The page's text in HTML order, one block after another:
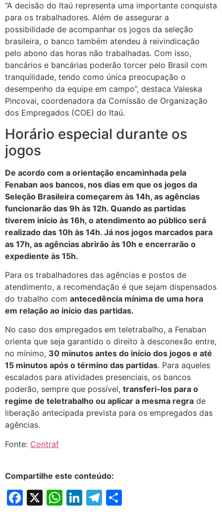
“A decisão do Itaú representa uma importante conquista
para os trabalhadores. Além de assegurar a
possibilidade de acompanhar os jogos da seleção
brasileira, o banco também atendeu à reivindicação
pelo abono das horas não trabalhadas. Com isso,
bancários e bancárias poderão torcer pelo Brasil com
tranquilidade, tendo como única preocupação o
desempenho da equipe em campo”, destaca Valeska
Pincovai, coordenadora da Comissão de Organização
dos Empregados (COE) do Itaú.
Horário especial durante os
jogos
De acordo com a orientação encaminhada pela
Fenaban aos bancos, nos dias em que os jogos da
Seleção Brasileira começarem às 14h, as agências
funcionarão das 9h às 12h. Quando as partidas
tiverem início às 16h, o atendimento ao público será
realizado das 10h às 14h. Já nos jogos marcados para
as 17h, as agências abrirão às 10h e encerrarão o
expediente às 15h.
Para os trabalhadores das agências e postos de
atendimento, a recomendação é que sejam dispensados
do trabalho com antecedência mínima de uma hora
em relação ao início das partidas.
No caso dos empregados em teletrabalho, a Fenaban
orienta que seja garantido o direito à desconexão entre,
no mínimo, 30 minutos antes do início dos jogos e até
15 minutos após o término das partidas. Para aqueles
escalados para atividades presenciais, os bancos
poderão, sempre que possível, transferi-los para o
regime de teletrabalho ou aplicar a mesma regra de
liberação antecipada prevista para os empregados das
agências.
Fonte: Contraf
Compartilhe este conteúdo:
Facebook
X WhatsApp
LinkedIn
Telegram